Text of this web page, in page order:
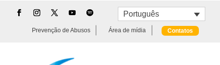
Português
Prevenção de Abusos Área de mídia Contatos